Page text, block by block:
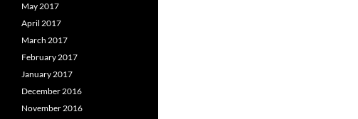
May 2017
April 2017
March 2017
February 2017
January 2017
December 2016
November 2016